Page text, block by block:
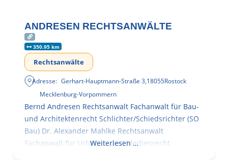
ANDRESEN RECHTSANWÄLTE
350.95 km
Rechtsanwälte
Adresse: Gerhart-Hauptmann-Straße 3,18055Rostock
Mecklenburg-Vorpommern
Bernd Andresen Rechtsanwalt Fachanwalt für Bau-
und Architektenrecht Schlichter/Schiedsrichter (SO
Bau) Dr. Alexander Mahlke Rechtsanwalt
Fachanwalt für Urheber- und Medienrecht
Weiterlesen …